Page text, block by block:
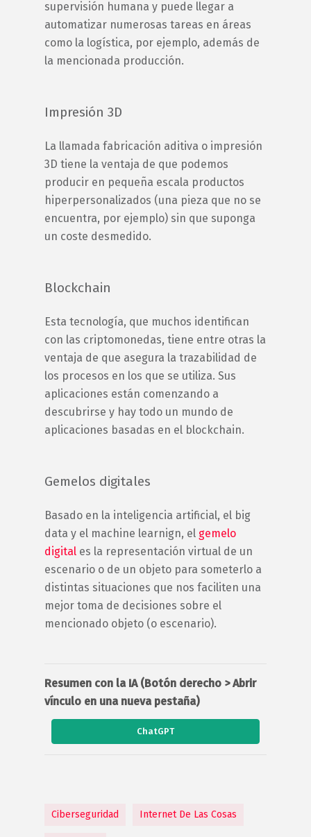
supervisión humana y puede llegar a
automatizar numerosas tareas en áreas
como la logística, por ejemplo, además de
la mencionada producción.
Impresión 3D
La llamada fabricación aditiva o impresión
3D tiene la ventaja de que podemos
producir en pequeña escala productos
hiperpersonalizados (una pieza que no se
encuentra, por ejemplo) sin que suponga
un coste desmedido.
Blockchain
Esta tecnología, que muchos identifican
con las criptomonedas, tiene entre otras la
ventaja de que asegura la trazabilidad de
los procesos en los que se utiliza. Sus
aplicaciones están comenzando a
descubrirse y hay todo un mundo de
aplicaciones basadas en el blockchain.
Gemelos digitales
Basado en la inteligencia artificial, el big
data y el machine learnign, el gemelo
digital es la representación virtual de un
escenario o de un objeto para someterlo a
distintas situaciones que nos faciliten una
mejor toma de decisiones sobre el
mencionado objeto (o escenario).
Resumen con la IA (Botón derecho > Abrir
vínculo en una nueva pestaña)
ChatGPT
Ciberseguridad Internet De Las Cosas